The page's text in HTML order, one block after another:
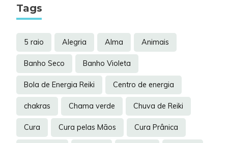
Tags
5 raio Alegria Alma Animais
Banho Seco Banho Violeta
Bola de Energia Reiki Centro de energia
chakras Chama verde Chuva de Reiki
Cura Cura pelas Mãos Cura Prânica